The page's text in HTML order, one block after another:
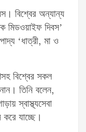
বিশ্বের অন্যান্য
মিডওয়াইফ দিবস’
‘ধাত্রী, মা ও
বিশ্বের সকল
তিনি বলেন,
স্বাস্থ্যসেবা
করে যাচ্ছে।